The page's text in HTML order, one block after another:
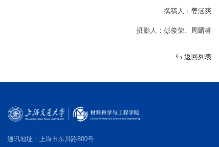
撰稿人：姜涵爽
摄影人：彭俊荣、周麟睿
返回列表
通讯地址：上海市东川路800号